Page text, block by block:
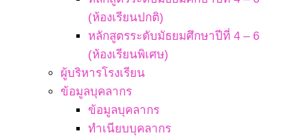
(ห้องเรียนปกติ)
หลักสูตรระดับมัธยมศึกษาปีที่ 4 – 6
(ห้องเรียนพิเศษ)
ผู้บริหารโรงเรียน
ข้อมูลบุคลากร
ข้อมูลบุคลากร
ทำเนียบบุคลากร